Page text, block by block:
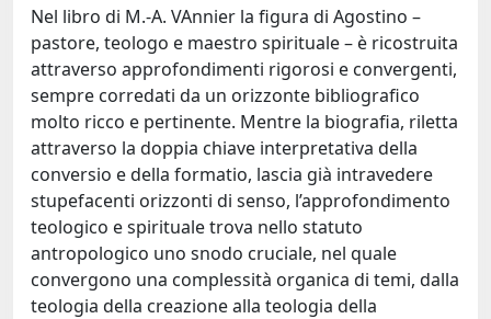
Nel libro di M.-A. VAnnier la figura di Agostino –
pastore, teologo e maestro spirituale – è ricostruita
attraverso approfondimenti rigorosi e convergenti,
sempre corredati da un orizzonte bibliografico
molto ricco e pertinente. Mentre la biografia, riletta
attraverso la doppia chiave interpretativa della
conversio e della formatio, lascia già intravedere
stupefacenti orizzonti di senso, l’approfondimento
teologico e spirituale trova nello statuto
antropologico uno snodo cruciale, nel quale
convergono una complessità organica di temi, dalla
teologia della creazione alla teologia della